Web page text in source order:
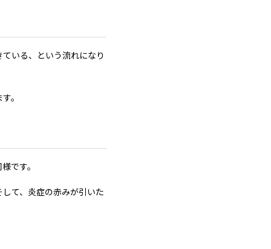
いる、という流れになり
。
です。
て、炎症の赤みが引いた